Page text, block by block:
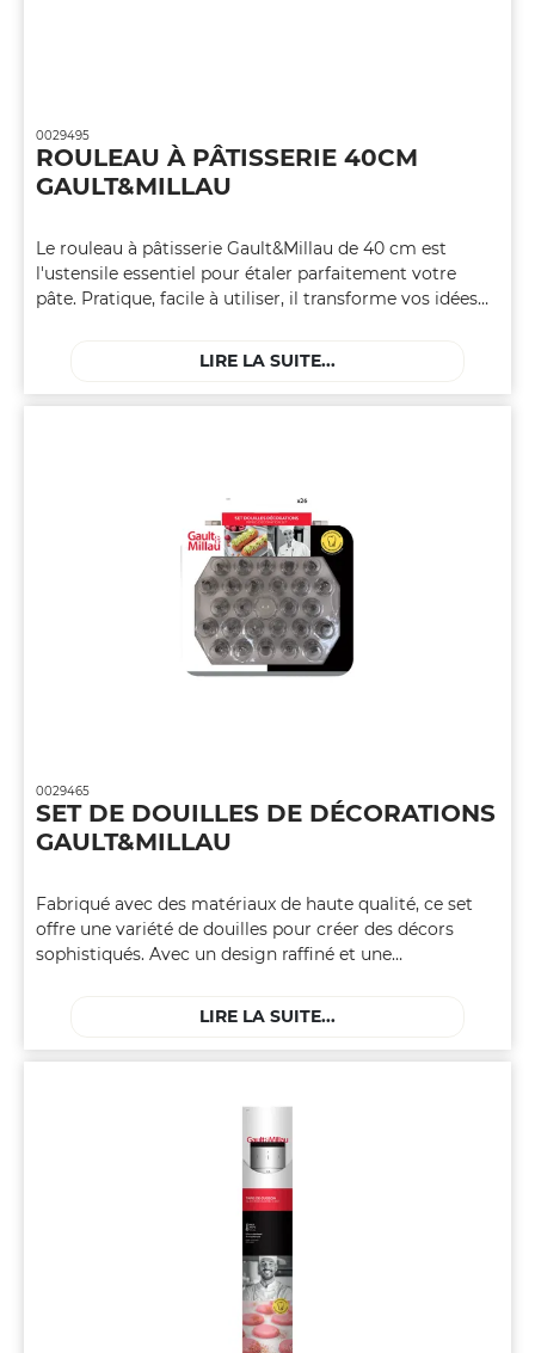
0029495
ROULEAU À PÂTISSERIE 40CM
GAULT&MILLAU
Le rouleau à pâtisserie Gault&Millau de 40 cm est
l'ustensile essentiel pour étaler parfaitement votre
pâte. Pratique, facile à utiliser, il transforme vos idées
rapidement votre partenaire incontournable en cuisine.
Une simplicité qui façonne vos créations avec
LIRE LA SUITE...
0029465
SET DE DOUILLES DE DÉCORATIONS
GAULT&MILLAU
Fabriqué avec des matériaux de haute qualité, ce set
offre une variété de douilles pour créer des décors
sophistiqués. Avec un design raffiné et une
pâtissiers cherchant à sublimer leurs créations sucrées
avec finesse et style.
LIRE LA SUITE...